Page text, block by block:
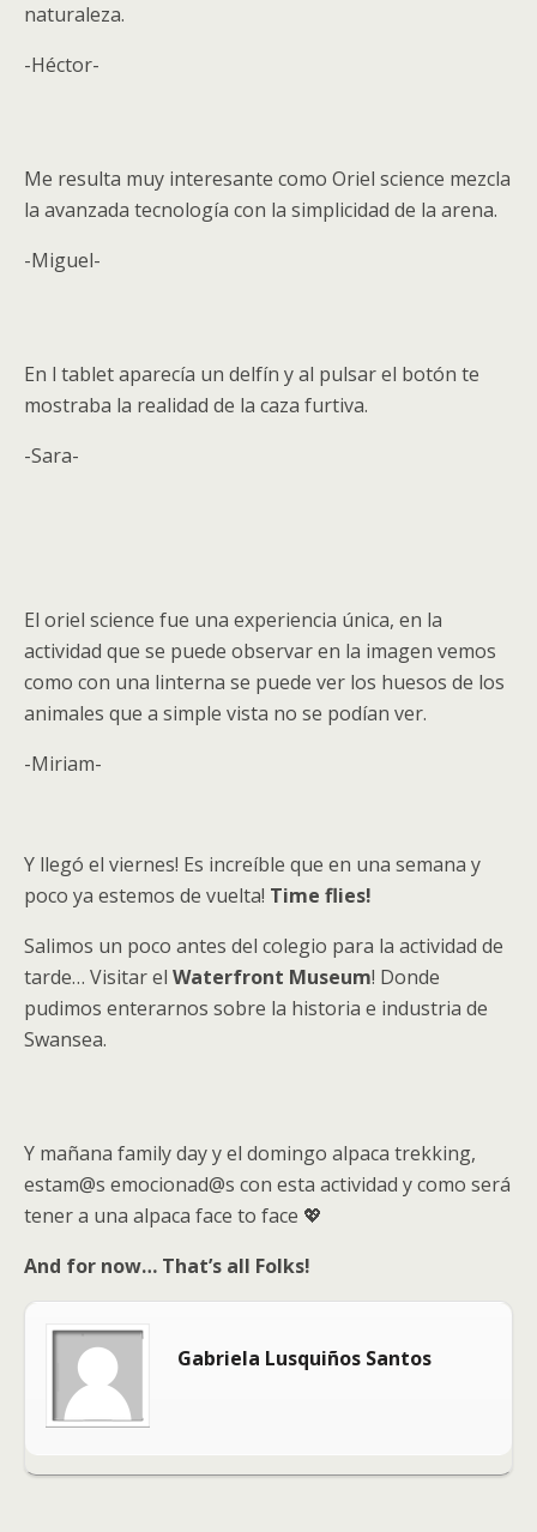
naturaleza.
-Héctor-
Me resulta muy interesante como Oriel science mezcla
la avanzada tecnología con la simplicidad de la arena.
-Miguel-
En l tablet aparecía un delfín y al pulsar el botón te
mostraba la realidad de la caza furtiva.
-Sara-
El oriel science fue una experiencia única, en la
actividad que se puede observar en la imagen vemos
como con una linterna se puede ver los huesos de los
animales que a simple vista no se podían ver.
-Miriam-
Y llegó el viernes! Es increíble que en una semana y
poco ya estemos de vuelta! Time flies!
Salimos un poco antes del colegio para la actividad de
tarde… Visitar el Waterfront Museum! Donde
pudimos enterarnos sobre la historia e industria de
Swansea.
Y mañana family day y el domingo alpaca trekking,
estam@s emocionad@s con esta actividad y como será
tener a una alpaca face to face 💖
And for now… That’s all Folks!
Gabriela Lusquiños Santos